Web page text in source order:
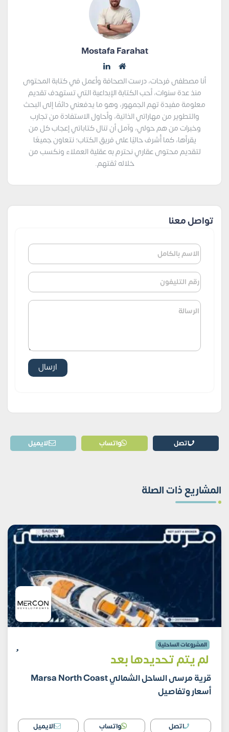
Mostafa Farahat
أنا مصطفى فرحات، درست الصحافة وأعمل في كتابة المحتوى
منذ عدة سنوات، أحب الكتابة الإبداعية التي تستهدف تقديم
معلومة مفيدة تهم الجمهور، وهو ما يدفعني دائمًا إلى البحث
والتطوير من مهاراتي الذاتية، وأحاول الاستفادة من تجارب
وخبرات من هم حولي، وآمل أن تنال كتاباتي إعجاب كل من
يقرأها، كما أُشرف حاليًا على فريق الكتاب؛ نتعاون جميعًا
لتقديم محتوى عقاري نحترم به عقلية العملاء ونكسب من
خلاله ثقتهم.
تواصل معنا
اتصل واتساب الايميل
المشاريع ذات الصلة
المشروعات الساحلية
لم يتم تحديدها بعد
قرية مرسى الساحل الشمالي Marsa North Coast
أسعار وتفاصيل
اتصل واتساب الايميل